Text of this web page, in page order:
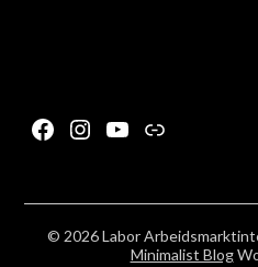
Facebook
Instagram
YouTube
Link
© 2026 Labor
Minimalist Blog